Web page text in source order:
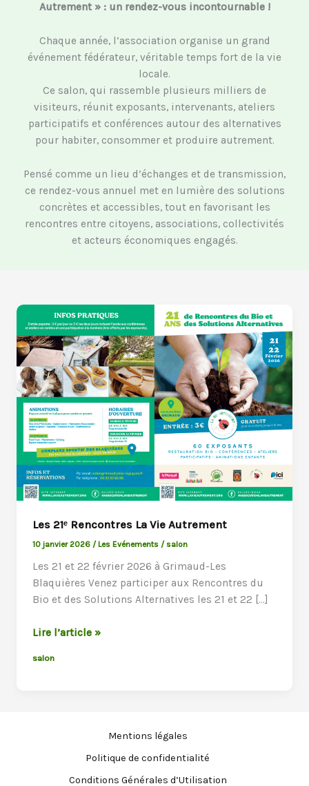
Autrement » : un rendez-vous incontournable !
Chaque année, l’association organise un grand
événement fédérateur, véritable temps fort de la vie
locale.
Ce salon, qui rassemble plusieurs milliers de
visiteurs, réunit exposants, intervenants, ateliers
participatifs et conférences autour des alternatives
pour habiter, consommer et produire autrement.
Pensé comme un lieu d’échanges et de transmission,
ce rendez-vous annuel met en lumière des solutions
concrètes et accessibles, tout en favorisant les
rencontres entre citoyens, associations, collectivités
et acteurs économiques engagés.
Les 21ᵉ Rencontres La Vie Autrement
10 janvier 2026 /Les Evénements /salon
Les 21 et 22 février 2026 à Grimaud-Les
Blaquières Venez participer aux Rencontres du
Bio et des Solutions Alternatives les 21 et 22 […]
Les
Rencontres
Lire l’article »
salon
Mentions légales
Politique de confidentialité
Conditions Générales d’Utilisation